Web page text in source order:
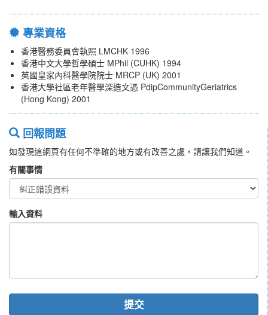
專業資格
香港醫務委員會執照 LMCHK 1996
香港中文大學哲學碩士 MPhil (CUHK) 1994
英國皇家內科醫學院院士 MRCP (UK) 2001
香港大學社區老年醫學深造文憑 PdipCommunityGeriatrics
(Hong Kong) 2001
回報問題
如發現這網頁有任何不準確的地方或有改善之處，請讓我們知道。
有關事情
輸入資料
提交